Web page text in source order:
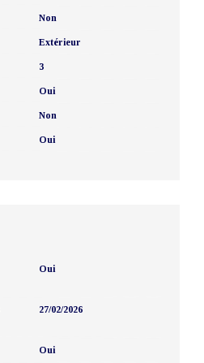
Non
Extérieur
3
Oui
Non
Oui
Oui
27/02/2026
Oui